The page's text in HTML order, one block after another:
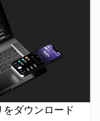
ダウンロード